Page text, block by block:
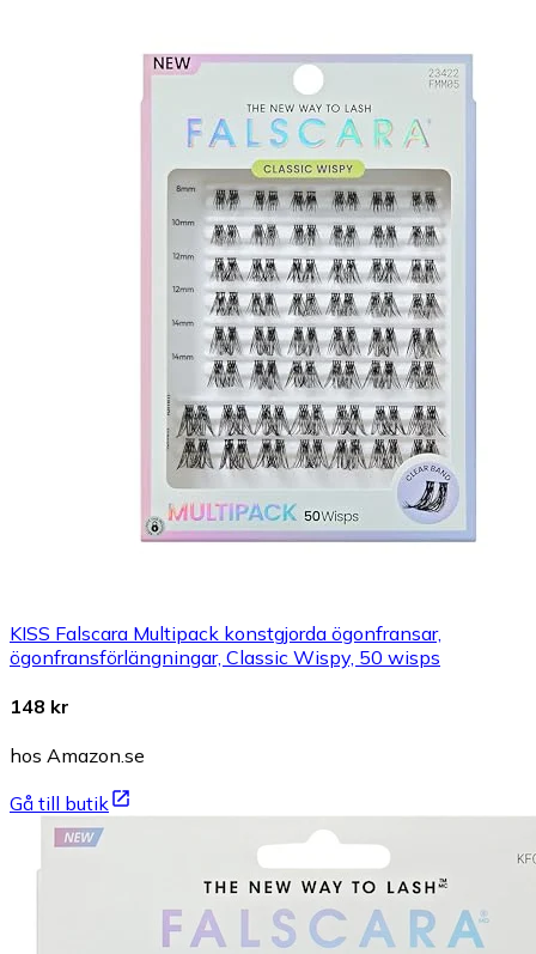
KISS Falscara Multipack konstgjorda ögonfransar,
ögonfransförlängningar, Classic Wispy, 50 wisps
148 kr
hos Amazon.se
Gå till butik